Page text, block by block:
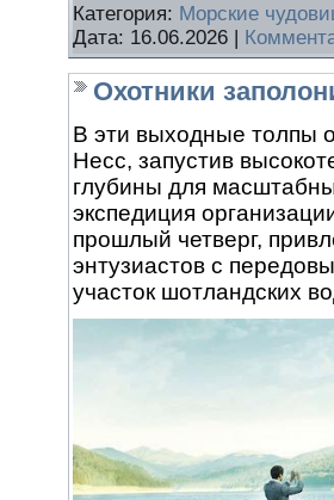
Категория: Морские
Дата: 16.06.2026 |
Охотники
В эти выходные толпы
Несс, запустив
глубины для
экспедиция
прошлый четверг,
энтузиастов с
участок шотландских